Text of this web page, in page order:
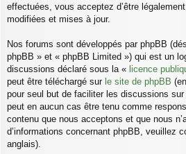
effectuées, vous acceptez d’être
modifiées et mises à jour.
Nos forums sont développés par phpBB
phpBB » et « phpBB Limited ») qui est un
discussions déclaré sous la « licence
peut être téléchargé sur le site de phpBB
pour seul but de faciliter les discussions
peut en aucun cas être tenu comme
contenu que nous acceptons et que nous
d’informations concernant phpBB, veuillez
anglais).